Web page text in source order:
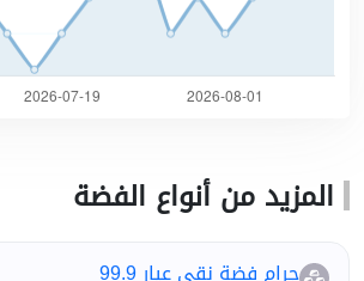
المزيد من أنواع الفضة
جرام فضة نقي عيار 99.9